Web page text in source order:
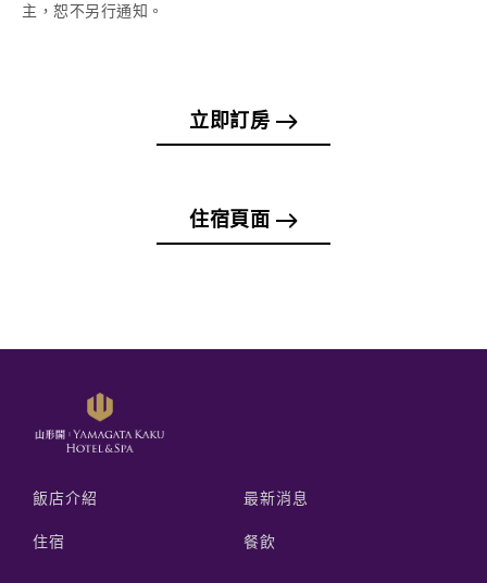
主，恕不另行通知。
立即訂房
住宿頁面
飯店介紹 最新消息
住宿 餐飲